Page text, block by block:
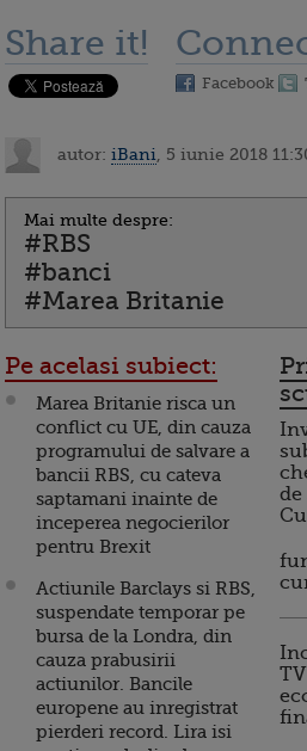
Share it!
Facebook
autor: iBani , 5 iunie 2018
Mai multe despre:
#RBS
#banci
#Marea Britanie
Pe acelasi subiect:
Marea Britanie risca un
conflict cu UE, din cauza
programului de salvare a
bancii RBS, cu cateva
saptamani inainte de
inceperea negocierilor
pentru Brexit
Actiunile Barclays si RBS,
suspendate temporar pe
bursa de la Londra, din
cauza prabusirii
actiunilor. Bancile
europene au inregistrat
pierderi record. Lira isi
de